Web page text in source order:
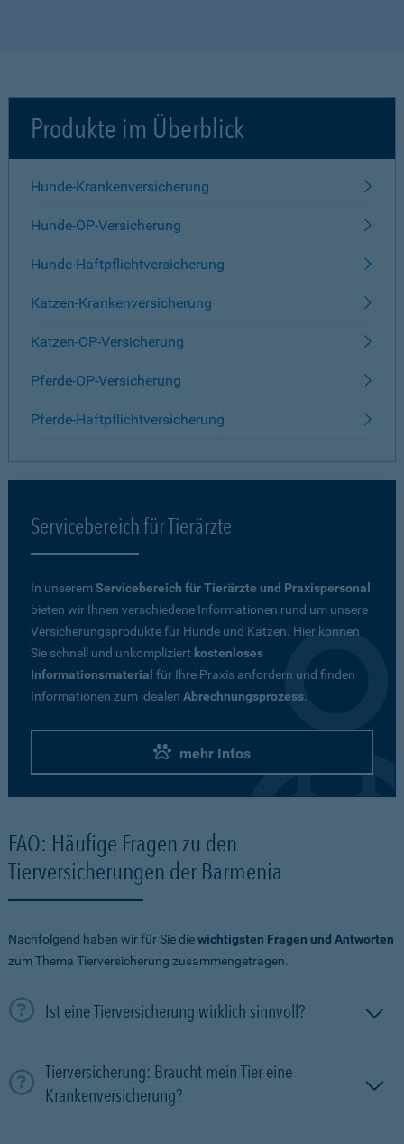
Produkte im Überblick
Hunde-Krankenversicherung
Hunde-OP-Versicherung
Hunde-Haftpflichtversicherung
Katzen-Krankenversicherung
Katzen-OP-Versicherung
Pferde-OP-Versicherung
Pferde-Haftpflichtversicherung
Servicebereich für Tierärzte
In unseremServicebereich für Tierärzte und Praxispersonal
bieten wir Ihnen verschiedene Informationen rund um unsere
Versicherungsprodukte für Hunde und Katzen. Hier können
Sie schnell und unkompliziert kostenloses
Informationsmaterial für Ihre Praxis anfordern und finden
Informationen zum idealen Abrechnungsprozess.
mehr Infos
FAQ: Häufige Fragen zu den
Tierversicherungen der Barmenia
Nachfolgend haben wir für Sie diewichtigsten Fragen und Antworten
zum Thema Tierversicherung zusammengetragen.
Ist eine Tierversicherung wirklich sinnvoll?
Tierversicherung: Braucht mein Tier eine
Krankenversicherung?